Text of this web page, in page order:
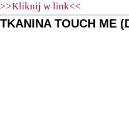
>>Kliknij w link<<
TKANINA TOUCH ME